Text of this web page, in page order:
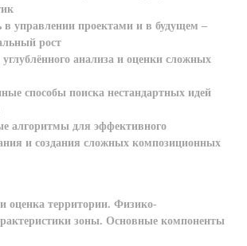
в управлении проектами и в будущем –
рост
анализа и оценки сложных
способы поиска нестандартных идей
алгоритмы для эффективного
и создания сложных композиционных
оценка территории. Физико-
зоны. Основные компоненты